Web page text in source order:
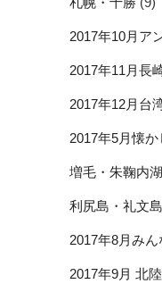
2017年10月ア
2017年11月長
2017年12月台
2017年5月懐
増毛・朱鞠内
利尻島・礼文
2017年8月み
2017年9月 北